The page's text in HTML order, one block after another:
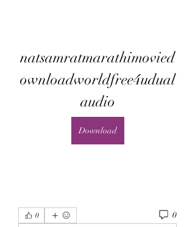
natsamratmarathimovied
ownloadworldfree4udual
audio
Download
0 0